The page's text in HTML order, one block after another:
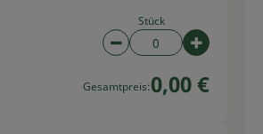
Stück
Artikelanzahl
Gesamtpreis:0,00 €